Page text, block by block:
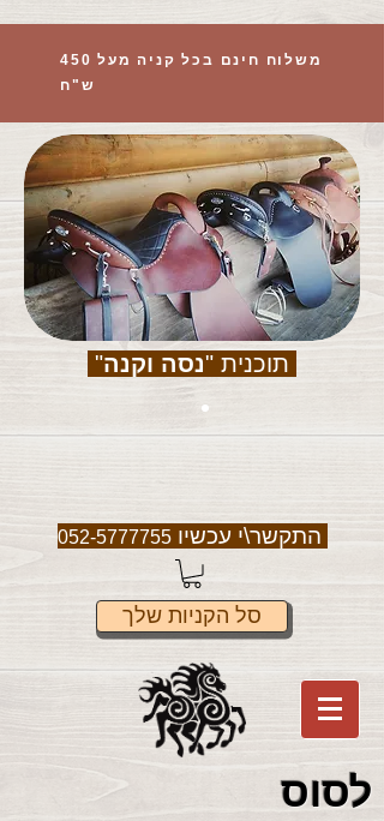
משלוח חינם בכל קניה מעל 450
ש"ח
תוכנית "נסה וקנה"
התקשר\י עכשיו052-5777755
סל הקניות שלך
לסוס